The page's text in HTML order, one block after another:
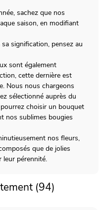
sachez que nos
saison, en modifiant
signification, pensez au
sont également
cette dernière est
Nous nous chargeons
sélectionné auprès du
choisir un bouquet
nos sublimes bougies
nos fleurs,
que de jolies
leur pérennité.
(94)